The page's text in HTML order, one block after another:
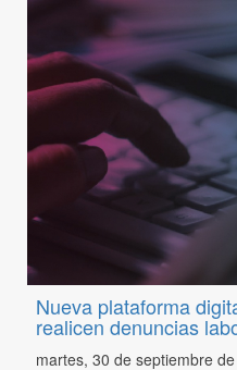
Nueva plataforma
realicen denuncias
martes, 30 de septiembre